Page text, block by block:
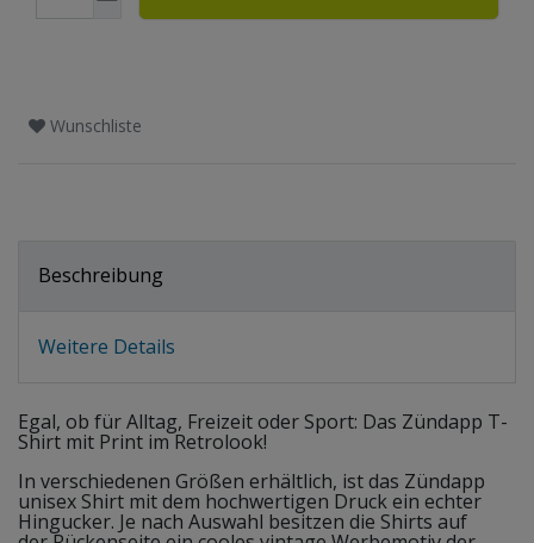
Wunschliste
Beschreibung
Weitere Details
Egal, ob für Alltag, Freizeit oder Sport: Das Zündapp T-
Shirt mit Print im Retrolook!
In verschiedenen Größen erhältlich, ist das Zündapp
unisex Shirt mit dem hochwertigen Druck ein echter
Hingucker. Je nach Auswahl besitzen die Shirts auf